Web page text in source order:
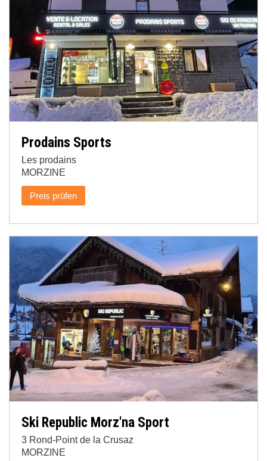
Prodains Sports
Les prodains
MORZINE
Preis prüfen
Ski Republic Morz'na Sport
3 Rond-Point de la Crusaz
MORZINE